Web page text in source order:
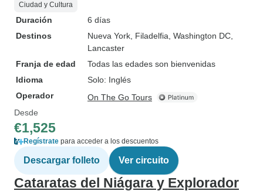
Ciudad y Cultura
Duración
6 días
Destinos
Nueva York , Filadelfia , Washington DC
Lancaster
Franja de edad
Todas las edades son bienvenidas
Idioma
Solo: Inglés
Operador
On The Go Tours
Desde
€1,525
Regístrate para acceder a los descuentos
Descargar folleto Ver circuito
Cataratas del Niágara y Explorador